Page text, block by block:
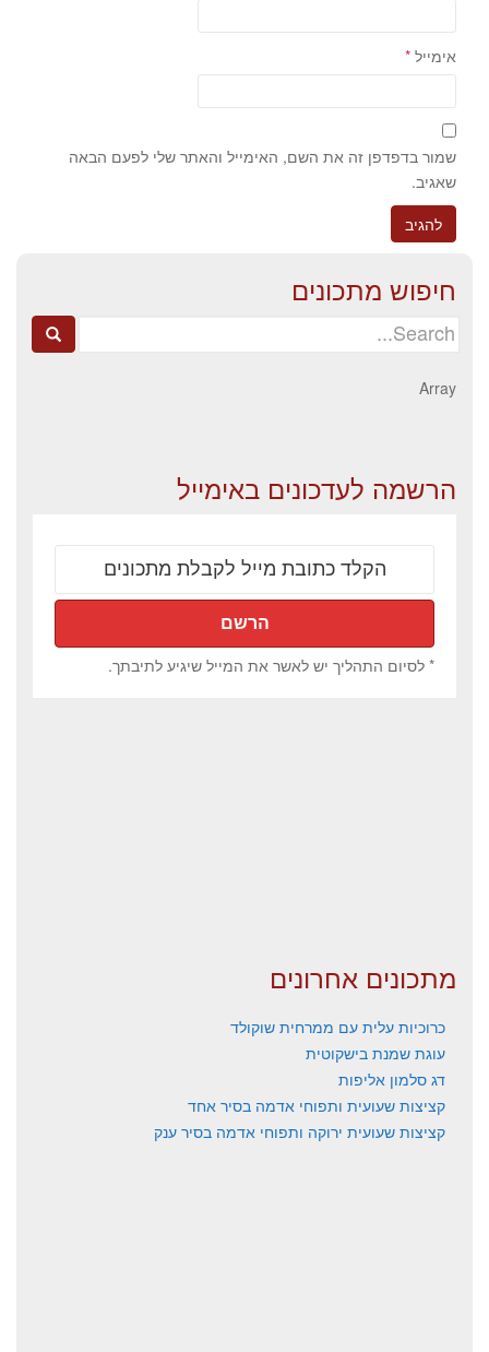
אימייל *
שמור בדפדפן זה את השם, האימייל והאתר שלי לפעם הבאה
שאגיב.
חיפוש מתכונים
Search
Array
הרשמה לעדכונים באימייל
* לסיום התהליך יש לאשר את המייל שיגיע לתיבתך.
מתכונים אחרונים
כרוכיות עלית עם ממרחית שוקולד
עוגת שמנת בישקוטית
דג סלמון אליפות
קציצות שעועית ותפוחי אדמה בסיר אחד
קציצות שעועית ירוקה ותפוחי אדמה בסיר ענק